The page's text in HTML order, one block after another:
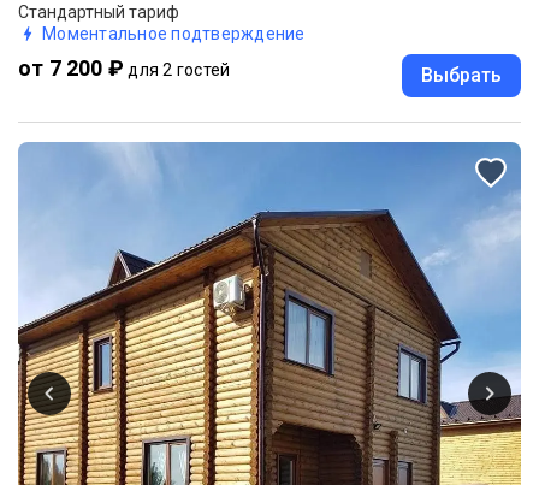
Стандартный тариф
Моментальное подтверждение
от 7 200 ₽ для 2 гостей Выбрать